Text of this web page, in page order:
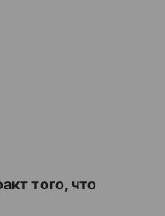
того, что